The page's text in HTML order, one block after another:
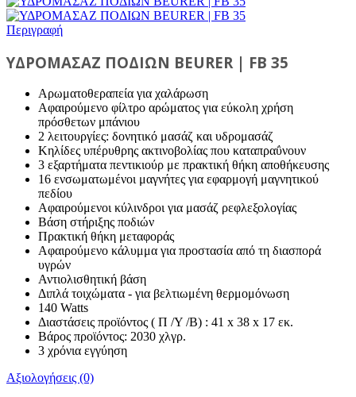
Περιγραφή
ΥΔΡΟΜΑΣΑΖ ΠΟΔΙΩΝ BEURER | FB 35
Αρωματοθεραπεία για χαλάρωση
Αφαιρούμενο φίλτρο αρώματος για εύκολη χρήση
πρόσθετων μπάνιου
2 λειτουργίες: δονητικό μασάζ και υδρομασάζ
Κηλίδες υπέρυθρης ακτινοβολίας που καταπραΰνουν
3 εξαρτήματα πεντικιούρ με πρακτική θήκη αποθήκευσης
16 ενσωματωμένοι μαγνήτες για εφαρμογή μαγνητικού
πεδίου
Αφαιρούμενοι κύλινδροι για μασάζ ρεφλεξολογίας
Βάση στήριξης ποδιών
Πρακτική θήκη μεταφοράς
Αφαιρούμενο κάλυμμα για προστασία από τη διασπορά
υγρών
Αντιολισθητική βάση
Διπλά τοιχώματα - για βελτιωμένη θερμομόνωση
140 Watts
Διαστάσεις προϊόντος ( Π /Υ /Β) : 41 x 38 x 17 εκ.
Βάρος προϊόντος: 2030 χλγρ.
3 χρόνια εγγύηση
Αξιολογήσεις (0)